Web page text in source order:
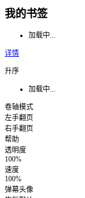
我的书签
加载中...
详情
升序
加载中...
卷轴模式
左手翻页
右手翻页
帮助
透明度
100%
速度
100%
弹幕头像